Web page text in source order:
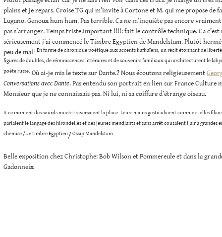
plains et je repars. Croise TG qui m’invite à Cortone et M. qui me propose de
Lugano. Genoux hum hum. Pas terrible. Ca ne m’inquiète pas encore vraiment
pas s’arranger. Temps triste.Important !!!!: fait le contrôle technique. Ca c’est
sérieusement j’ai commencé le Timbre Egyptien de Mandelstam. Plutôt
peu de mal: En forme de chronique poétique aux accents kafkaïens, un récit étonnant de
figures de doubles, de réminiscences littéraires et de souvenirs familiaux qui architecturent le
poète russe. Où ai-je mis le texte sur Dante.? Nous écoutons religieusement
Conversations avec Dante. Pas entendu son portrait en lien sur France Culture
Monsieur que je ne connaissais pas. Ni lui, ni sa coiffure d’étrange oiseau.
A ce moment des sourds muets traversaient la place. Leurs mains gesticulaient comme si elles
parlaient le langage des hirondelles et des jeunes mendiants et sans arrêt cousaient l’air à grandes
chemise /L e timbre Egyptien/ Ossip Mandelstam
Belle exposition chez Christophe: Bob Wilson et Pommereule et dans la
Gadonneix